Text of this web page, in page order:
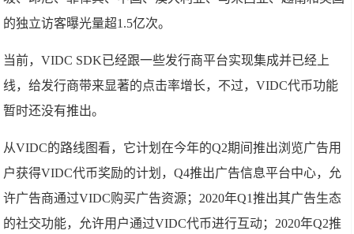
的独立访客曝光量超1.5亿次。
当前，VIDC SDK已经跟一些发行商平台实现集成并已经上
线，给发行商带来显著的点击率增长，不过，VIDC代币功能
暂时还没有推出。
从VIDC的路线图看，它计划在今年的Q2期间推出浏览广告用
户获得VIDC代币奖励的计划，Q4推出广告信息平台中心，允
许广告商通过VIDC购买广告资源；2020年Q1推出其广告生态
的社交功能，允许用户通过VIDC代币进行互动；2020年Q2推